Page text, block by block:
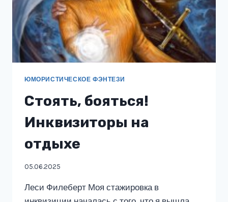
ЮМОРИСТИЧЕСКОЕ ФЭНТЕЗИ
Стоять, бояться!
Инквизиторы на
отдыхе
05.06.2025
Леси Филеберт Моя стажировка в